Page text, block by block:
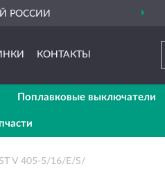
РОССИИ
КОНТАКТЫ
Поплавковые выключатели
V 405-5/16/E/S/